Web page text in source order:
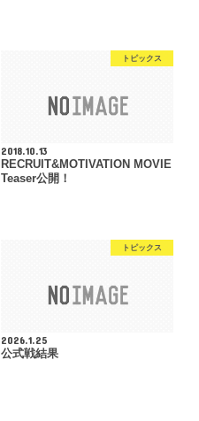
トピックス
2018.10.13
RECRUIT&MOTIVATION MOVIE
Teaser公開！
トピックス
2026.1.25
公式戦結果